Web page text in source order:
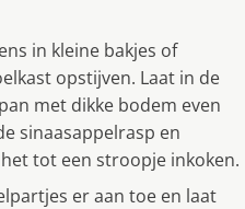
in kleine bakjes of
opstijven. Laat in de
met dikke bodem even
sinaasappelrasp en
tot een stroopje inkoken.
er aan toe en laat